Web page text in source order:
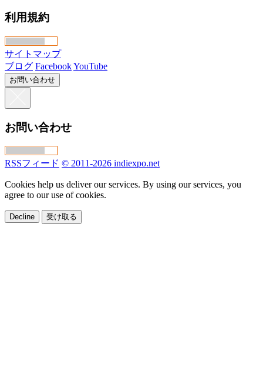
利用規約
サイトマップ
ブログ FacebookYouTube
お問い合わせ
お問い合わせ
RSSフィード © 2011-2026 indiexpo.net
Cookies help us deliver our services. By using our services, you
agree to our use of cookies.
Decline 受け取る